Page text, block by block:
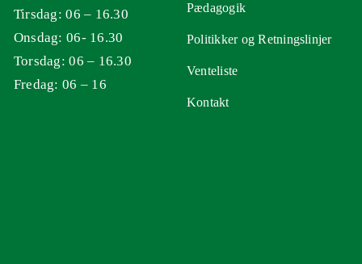
Tirsdag: 06 – 16.30
Onsdag: 06- 16.30
Torsdag: 06 – 16.30
Fredag: 06 – 16
Pædagogik
Politikker og Retningslinjer
Venteliste
Kontakt